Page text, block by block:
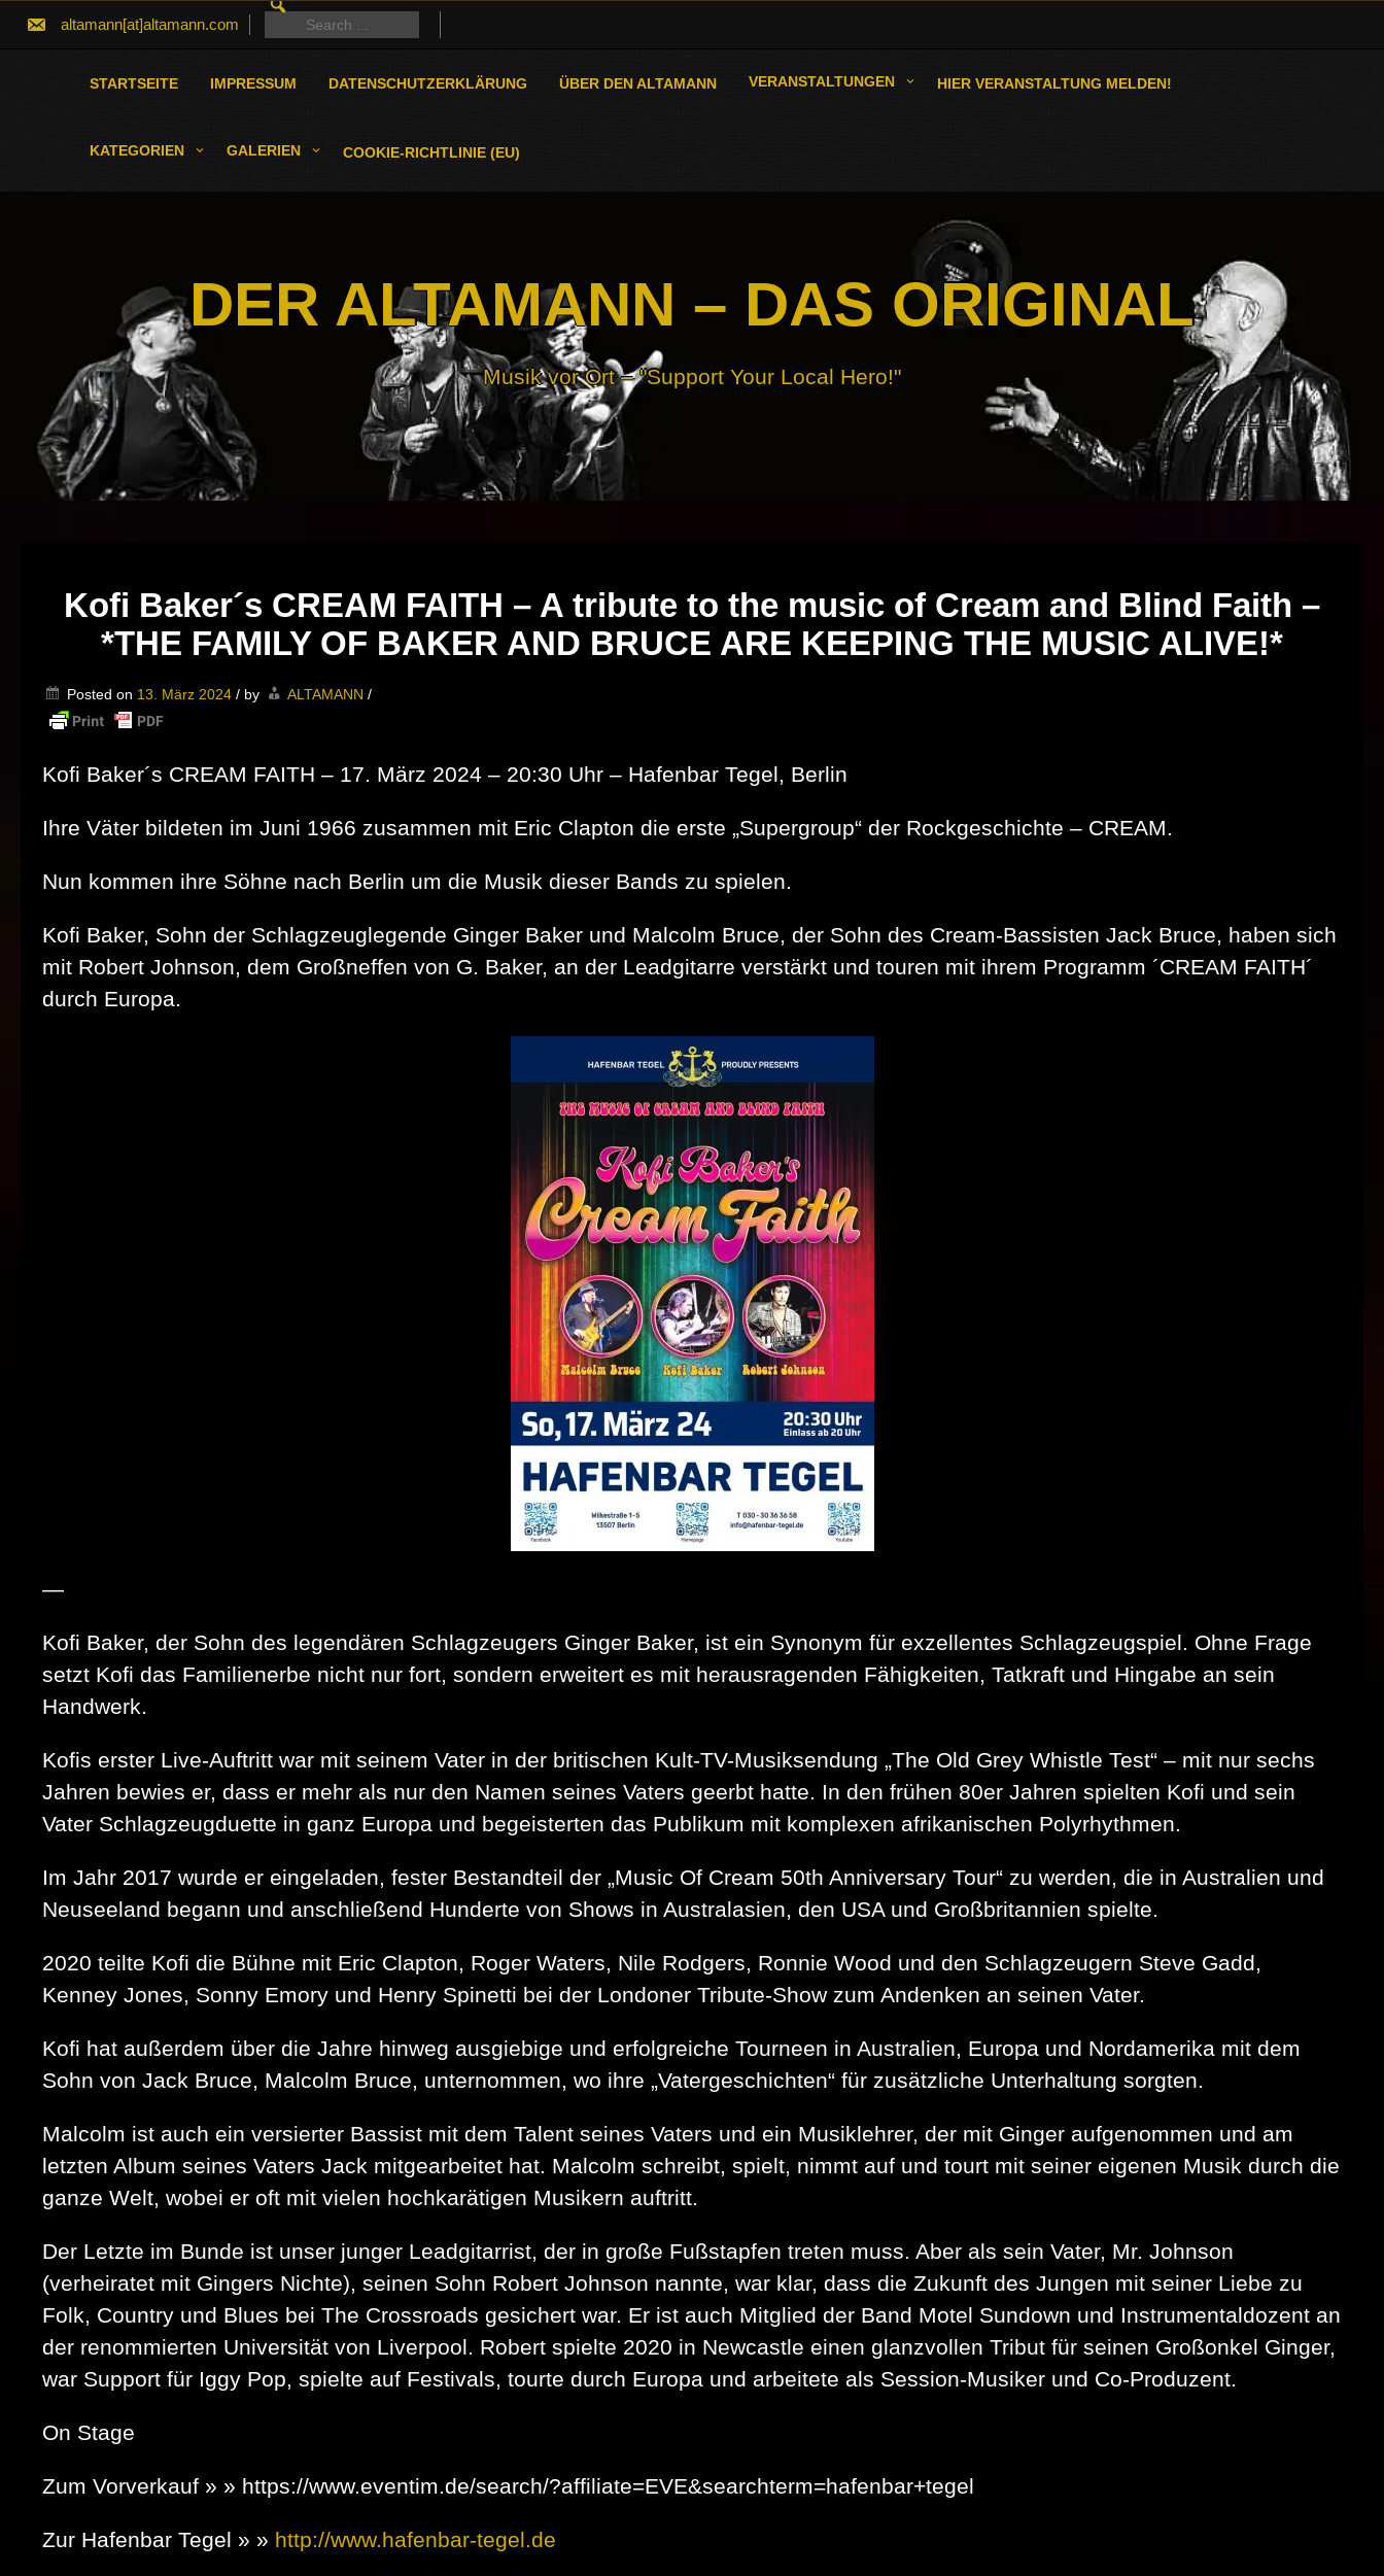
altamann[at]altamann.com
FOR:
Search
for:
STARTSEITE IMPRESSUM DATENSCHUTZERKLÄRUNG ÜBER DEN ALTAMANN VERANSTALTUNGEN HIER VERANSTALTUNG MELDEN!
KATEGORIEN GALERIEN COOKIE-RICHTLINIE (EU)
DER ALTAMANN – DAS ORIGINAL
Musik vor Ort – "Support Your Local Hero!"
Kofi Baker´s CREAM FAITH – A tribute to the music of Cream and Blind Faith –
*THE FAMILY OF BAKER AND BRUCE ARE KEEPING THE MUSIC ALIVE!*
Posted on 13. März 2024 / by ALTAMANN /
Kofi Baker´s CREAM FAITH – 17. März 2024 – 20:30 Uhr – Hafenbar Tegel, Berlin
Ihre Väter bildeten im Juni 1966 zusammen mit Eric Clapton die erste „Supergroup“ der Rockgeschichte – CREAM.
Nun kommen ihre Söhne nach Berlin um die Musik dieser Bands zu spielen.
Kofi Baker, Sohn der Schlagzeuglegende Ginger Baker und Malcolm Bruce, der Sohn des Cream-Bassisten Jack Bruce, haben sich
mit Robert Johnson, dem Großneffen von G. Baker, an der Leadgitarre verstärkt und touren mit ihrem Programm ´CREAM FAITH´
durch Europa.
—
Kofi Baker, der Sohn des legendären Schlagzeugers Ginger Baker, ist ein Synonym für exzellentes Schlagzeugspiel. Ohne Frage
setzt Kofi das Familienerbe nicht nur fort, sondern erweitert es mit herausragenden Fähigkeiten, Tatkraft und Hingabe an sein
Handwerk.
Kofis erster Live-Auftritt war mit seinem Vater in der britischen Kult-TV-Musiksendung „The Old Grey Whistle Test“ – mit nur sechs
Jahren bewies er, dass er mehr als nur den Namen seines Vaters geerbt hatte. In den frühen 80er Jahren spielten Kofi und sein
Vater Schlagzeugduette in ganz Europa und begeisterten das Publikum mit komplexen afrikanischen Polyrhythmen.
Im Jahr 2017 wurde er eingeladen, fester Bestandteil der „Music Of Cream 50th Anniversary Tour“ zu werden, die in Australien und
Neuseeland begann und anschließend Hunderte von Shows in Australasien, den USA und Großbritannien spielte.
2020 teilte Kofi die Bühne mit Eric Clapton, Roger Waters, Nile Rodgers, Ronnie Wood und den Schlagzeugern Steve Gadd,
Kenney Jones, Sonny Emory und Henry Spinetti bei der Londoner Tribute-Show zum Andenken an seinen Vater.
Kofi hat außerdem über die Jahre hinweg ausgiebige und erfolgreiche Tourneen in Australien, Europa und Nordamerika mit dem
Sohn von Jack Bruce, Malcolm Bruce, unternommen, wo ihre „Vatergeschichten“ für zusätzliche Unterhaltung sorgten.
Malcolm ist auch ein versierter Bassist mit dem Talent seines Vaters und ein Musiklehrer, der mit Ginger aufgenommen und am
letzten Album seines Vaters Jack mitgearbeitet hat. Malcolm schreibt, spielt, nimmt auf und tourt mit seiner eigenen Musik durch die
ganze Welt, wobei er oft mit vielen hochkarätigen Musikern auftritt.
Der Letzte im Bunde ist unser junger Leadgitarrist, der in große Fußstapfen treten muss. Aber als sein Vater, Mr. Johnson
(verheiratet mit Gingers Nichte), seinen Sohn Robert Johnson nannte, war klar, dass die Zukunft des Jungen mit seiner Liebe zu
Folk, Country und Blues bei The Crossroads gesichert war. Er ist auch Mitglied der Band Motel Sundown und Instrumentaldozent an
der renommierten Universität von Liverpool. Robert spielte 2020 in Newcastle einen glanzvollen Tribut für seinen Großonkel Ginger,
war Support für Iggy Pop, spielte auf Festivals, tourte durch Europa und arbeitete als Session-Musiker und Co-Produzent.
On Stage
Zum Vorverkauf » » https://www.eventim.de/search/?affiliate=EVE&searchterm=hafenbar+tegel
Zur Hafenbar Tegel » » http://www.hafenbar-tegel.de